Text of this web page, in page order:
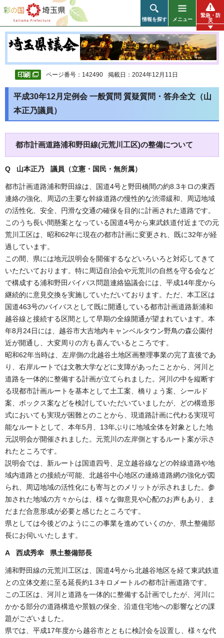
彩の国 埼玉県
情報を探す メニュー
緊急・防
災
ページ番号：142490 掲載日：2024年12月11日
平成30年12月定例会 一般質問 質疑質問・答弁全文（山
本正乃議員）
都市計画道路浦和野田線(元荒川工区)の整備について
Q 山本正乃 議員（立憲・国民・無所属）
都市計画道路浦和野田線は、国道4号と野田橋間の約8.3キロの東西
連絡の強化、周辺の主要な幹線道路の慢性的な渋滞緩和、周辺地域
の活性化、安全、円滑な交通の確保を目的に計画された道路です。
このうち長い間懸案となっている国道4号から東武鉄道付近までの元
荒川工区は、昭和62年に現在の都市計画に変更され、既に32年が経
過しています。
この間、県には地元説明会を開催するなどいろいろと対応してきて
いただいております。特に周辺自治会や元荒川の自然を守る会など
で構成する浦和野田バイパス問題連絡協議会には、平成14年度から
継続的に意見交換を実施していただいております。ただ、本工区は
国道463号のバイパスとして既に開通している都市計画道路新浦和
越谷線と接続する区間として早期の全線開通が望まれています。本
年8月24日には、越谷市大吉地内キャンベルタウン野鳥の森公園付
近が開通し、大変周りの方も喜んでいるところです。
昭和62年当時は、左岸側の北越谷土地区画整理事業の完了直後であ
り、右岸ルートでは文教大学などに支障があったことから、河川と
道路を一体的に整備する計画が立てられました。河川の中を縦断す
る現都市計画ルートを基本として土工案、橋りょう案、シールド
案、ボックス案などを検討していただいていましたが、どの構造形
式においても実現が困難とのことから、現道路計画に代わる実現可
能なルートとして、本年5月、13年ぶりに地域全体を対象とした地
元説明会が開催されました。元荒川の左岸側とするルート案が示さ
れたところです。
説明会では、新ルートは国道四号、足立越谷線などの幹線道路や地
域内道路との接続が可能、北越谷中心地区の連絡道路網の強化が図
られ、周辺地域の活性化にも寄与とのメリットが示されました。参
加された地域の方々からは、様々な御意見や心配のお声もあり、ま
だまだ合意形成が必要と感じたところです。
県としては今後どのようにこの事業を進めていくのか、県土整備部
長にお伺いいたします。
A 西成秀幸 県土整備部長
浦和野田線の元荒川工区は、国道4号から北越谷地区を経て東武鉄道
との立体交差に至る延長約1.3キロメートルの都市計画道路です。
この工区は、河川と道路を一体的に整備する計画でしたが、河川に
かかる部分の道路構造や景観の保全、沿道住宅地への影響などの課
題がございました。
県では、平成17年度から越谷市とともに検討会を設置し、様々な代